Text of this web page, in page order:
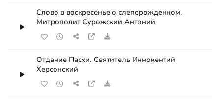
Слово в воскресенье о слепорожденном.
Митрополит Сурожский Антоний
Отдание Пасхи. Святитель Иннокентий
Херсонский